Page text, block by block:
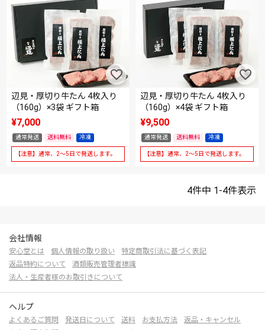
辺見・厚切り牛たん 4枚入り
（160g）×3袋 ギフト箱
¥7,000
通常発送 送料無料 冷凍
【注意】通常、2～5日で発送します。
辺見・厚切り牛たん 4枚入り
（160g）×4袋 ギフト箱
¥9,500
通常発送 送料無料 冷凍
【注意】通常、2～5日で発送します。
4件中 1 -4件表示
会社情報
安心堂とは 個人情報の取り扱い
特定商取引法に基づく表記
返品特約について
酒類販売管理者標識
法人・生産者様のお取引きについて
ヘルプ
よくあるご質問 発送日について 送料 お支払方法
返品・キャンセル